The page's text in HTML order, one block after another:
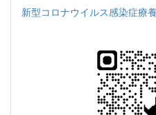
新型コロナウイルス感染症